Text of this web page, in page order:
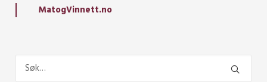
MatogVinnett.no